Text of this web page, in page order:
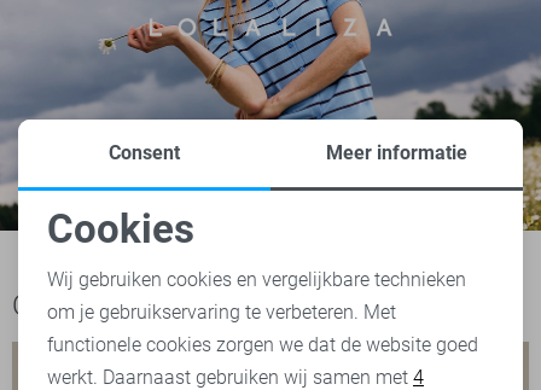
Ook het bekijken waard
Noodzakelijke cookies
Personalisatie cookies
Analytische cookies
Consent Meer informatie
Cookies
Wij gebruiken cookies en vergelijkbare technieken
om je gebruikservaring te verbeteren. Met
functionele cookies zorgen we dat de website goed
werkt. Daarnaast gebruiken wij samen met 4